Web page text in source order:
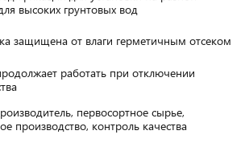
высоких грунтовых вод
защищена от влаги герметичным отсеком
работать при отключении
первосортное сырье,
производство, контроль качества